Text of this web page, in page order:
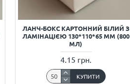
ЛАНЧ-БОКС КАРТОННИЙ БІЛИЙ З
ЛАМІНАЦІЄЮ 130*110*65 ММ (800
МЛ)
4.15 грн.
КУПИТИ